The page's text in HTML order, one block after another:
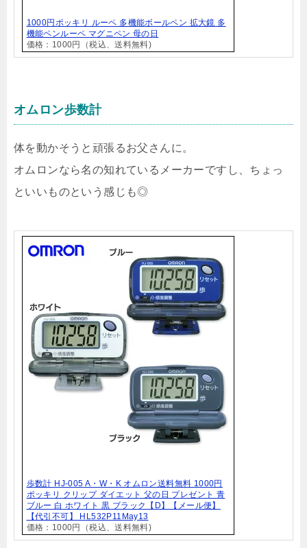
1000円ポッキリ ルーペ 多機能ボールペン 拡大鏡 多
機能ペンルーペ マグニペン 母の日
価格：1000円（税込、送料無料)
オムロン歩数計
体を動かそうと頑張るお父さんに。
オムロンなら名の知れているメーカーですし、ちょっ
といいものという感じも◎
歩数計 HJ-005 A・W・K オムロン送料無料 1000円
ポッキリ クリップ ダイエット 父の日 プレゼント 青
ブルー 白 ホワイト 黒 ブラック【D】【メール便】
【代引不可】 HL532P11May13
価格：1000円（税込、送料無料)